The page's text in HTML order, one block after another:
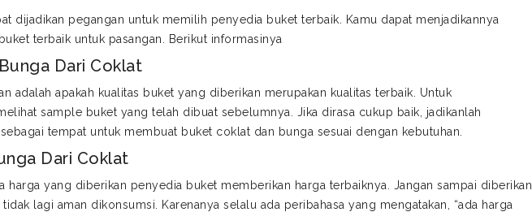
dijadikan pegangan untuk memilih penyedia buket terbaik. Kamu dapat menjadikannya
terbaik untuk pasangan. Berikut informasinya
Dari Coklat
adalah apakah kualitas buket yang diberikan merupakan kualitas terbaik. Untuk
sample buket yang telah dibuat sebelumnya. Jika dirasa cukup baik, jadikanlah
tempat untuk membuat buket coklat dan bunga sesuai dengan kebutuhan.
Dari Coklat
harga yang diberikan penyedia buket memberikan harga terbaiknya. Jangan sampai diberikan
lagi aman dikonsumsi. Karenanya selalu ada peribahasa yang mengatakan, “ada harga